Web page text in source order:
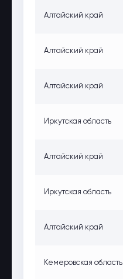
Алтайский край
Алтайский край
Алтайский край
Иркутская область
Алтайский край
Иркутская область
Алтайский край
Кемеровская область